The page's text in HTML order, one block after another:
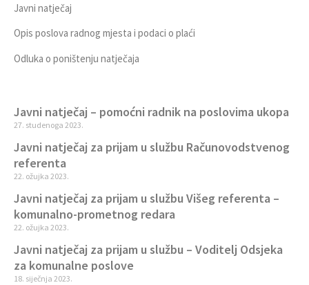
Javni natječaj
Opis poslova radnog mjesta i podaci o plaći
Odluka o poništenju natječaja
Javni natječaj – pomoćni radnik na poslovima ukopa
27. studenoga 2023.
Javni natječaj za prijam u službu Računovodstvenog
referenta
22. ožujka 2023.
Javni natječaj za prijam u službu Višeg referenta –
komunalno-prometnog redara
22. ožujka 2023.
Javni natječaj za prijam u službu – Voditelj Odsjeka
za komunalne poslove
18. siječnja 2023.